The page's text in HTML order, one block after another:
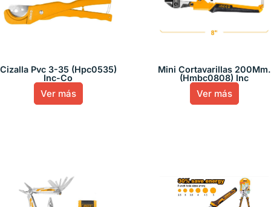
Cizalla Pvc 3-35 (Hpc0535)
Inc-Co
Ver más
Mini Cortavarillas 200Mm.
(Hmbc0808) Inc
Ver más